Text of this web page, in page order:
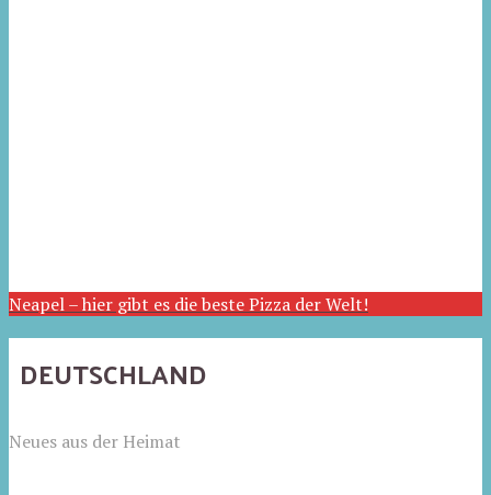
Neapel – hier gibt es die beste Pizza der Welt!
DEUTSCHLAND
Neues aus der Heimat